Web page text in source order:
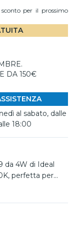
per il prossimo
DA 150€
al sabato, dalle
18:00
da 4W di Ideal
perfetta per
è necessaria
distribuzione
sono ideali